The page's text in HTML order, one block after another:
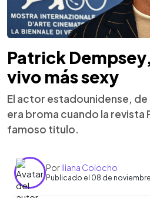
Patrick
vivo más sexy
El actor estadounidense, de
era broma cuando la revista
famoso titulo.
PorIliana Colocho
Publicado el 08 de